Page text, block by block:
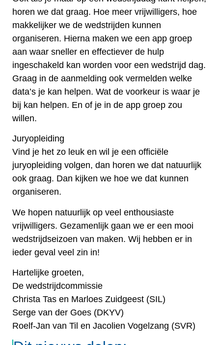
horen we dat graag. Hoe meer vrijwilligers, hoe
makkelijker we de wedstrijden kunnen
organiseren. Hierna maken we een app groep
aan waar sneller en effectiever de hulp
ingeschakeld kan worden voor een wedstrijd dag.
Graag in de aanmelding ook vermelden welke
data’s je kan helpen. Wat de voorkeur is waar je
bij kan helpen. En of je in de app groep zou
willen.
Juryopleiding
Vind je het zo leuk en wil je een officiële
juryopleiding volgen, dan horen we dat natuurlijk
ook graag. Dan kijken we hoe we dat kunnen
organiseren.
We hopen natuurlijk op veel enthousiaste
vrijwilligers. Gezamenlijk gaan we er een mooi
wedstrijdseizoen van maken. Wij hebben er in
ieder geval veel zin in!
Hartelijke groeten,
De wedstrijdcommissie
Christa Tas en Marloes Zuidgeest (SIL)
Serge van der Goes (DKYV)
Roelf-Jan van Til en Jacolien Vogelzang (SVR)